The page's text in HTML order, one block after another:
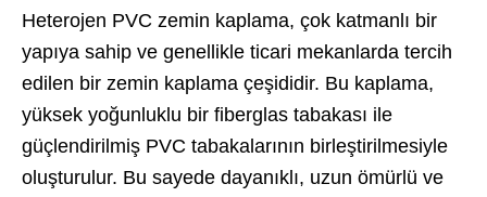
Heterojen PVC zemin kaplama, çok katmanlı bir
yapıya sahip ve genellikle ticari mekanlarda tercih
edilen bir zemin kaplama çeşididir. Bu kaplama,
yüksek yoğunluklu bir fiberglas tabakası ile
güçlendirilmiş PVC tabakalarının birleştirilmesiyle
oluşturulur. Bu sayede dayanıklı, uzun ömürlü ve